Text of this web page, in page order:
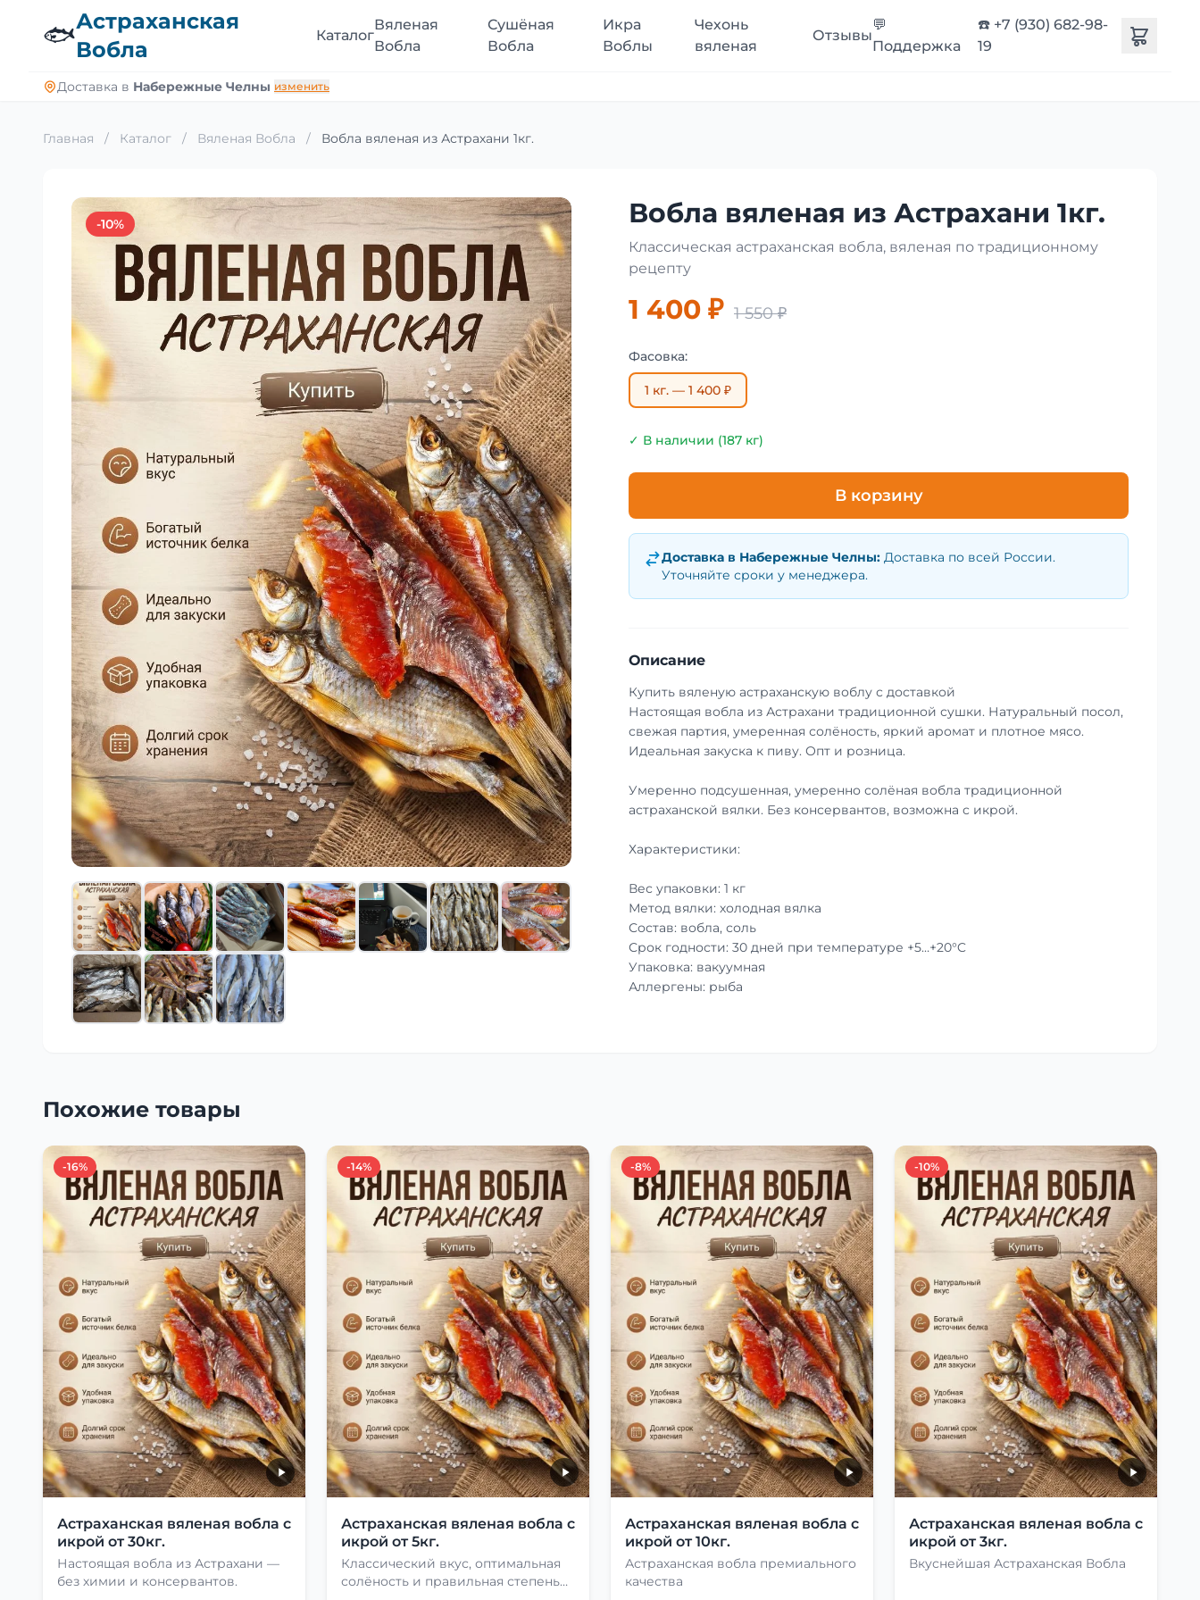
🐟Астраханская
Вобла
Каталог
Вяленая
Вобла
Сушёная
Вобла
Икра
Воблы
Чехонь
вяленая
Отзывы
💬
Поддержка
☎️ +7 (930) 682-98-
19
Доставка в Набережные Челны изменить
Главная / Каталог / Вяленая Вобла / Вобла вяленая из Астрахани 1кг.
-10% Вобла вяленая из Астрахани 1кг.
Классическая астраханская вобла, вяленая по традиционному
рецепту
1 400 ₽ 1 550 ₽
Фасовка:
1 кг. — 1 400 ₽
✓ В наличии (187 кг)
В корзину
Доставка в Набережные Челны: Доставка по всей России.
Уточняйте сроки у менеджера.
Описание
Купить вяленую астраханскую воблу с доставкой
Настоящая вобла из Астрахани традиционной сушки. Натуральный посол,
свежая партия, умеренная солёность, яркий аромат и плотное мясо.
Идеальная закуска к пиву. Опт и розница.
Умеренно подсушенная, умеренно солёная вобла традиционной
астраханской вялки. Без консервантов, возможна с икрой.
Характеристики:
Вес упаковки: 1 кг
Метод вялки: холодная вялка
Состав: вобла, соль
Срок годности: 30 дней при температуре +5…+20°C
Упаковка: вакуумная
Аллергены: рыба
Похожие товары
-16%
Астраханская вяленая вобла с
икрой от 30кг.
Настоящая вобла из Астрахани —
без химии и консервантов.
-14%
Астраханская вяленая вобла с
икрой от 5кг.
Классический вкус, оптимальная
солёность и правильная степень
-8%
Астраханская вяленая вобла с
икрой от 10кг.
Астраханская вобла премиального
качества
-10%
Астраханская вяленая вобла с
икрой от 3кг.
Вкуснейшая Астраханская Вобла